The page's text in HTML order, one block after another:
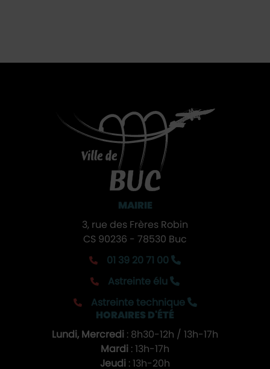
MAIRIE
3, rue des Frères Robin
CS 90236 - 78530 Buc
01 39 20 71 00
Astreinte élu
Astreinte technique
HORAIRES D'ÉTÉ
Lundi, Mercredi : 8h30-12h / 13h-17h
Mardi : 13h-17h
Jeudi : 13h-20h